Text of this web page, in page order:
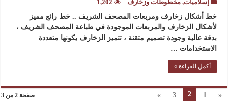
إسلاميات,مخطوطات وزخارف
1,202
خط أشكال زخارف ومربعات المصحف الشريف .. خط رائع مميز
لأشكال الزخارف والمربعات الموجودة في طباعة المصحف الشريف ،
بدقة عالية وجودة تصميم متقنة ، تتميز الزخارف يكونها متعددة
الاستخدامات …
أكمل القراءة »
صفحة 2 من 3 «
1
2
3
»